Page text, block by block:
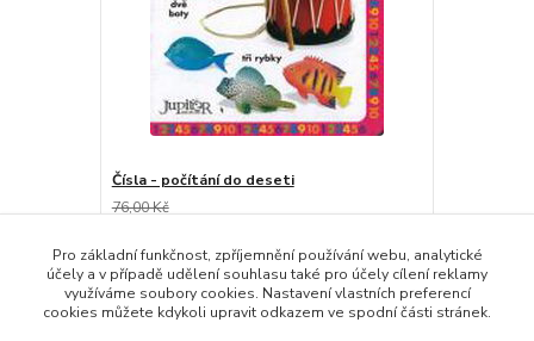
Čísla - počítání do deseti
76,00 Kč
56,00 Kčbez DPH
Přidat do košíku
Pro základní funkčnost, zpříjemnění používání webu, analytické
účely a v případě udělení souhlasu také pro účely cílení reklamy
využíváme soubory cookies. Nastavení vlastních preferencí
cookies můžete kdykoli upravit odkazem ve spodní části stránek.